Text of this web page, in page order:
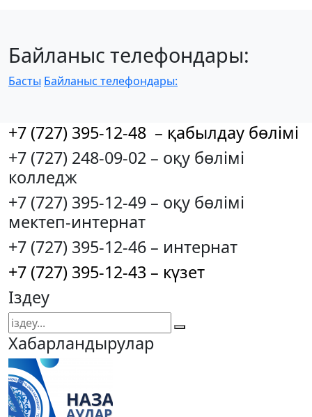
Байланыс телефондары:
Басты Байланыс телефондары:
+7 (727) 395-12-48 – қабылдау бөлімі
+7 (727) 248-09-02 – оқу бөлімі
колледж
+7 (727) 395-12-49 – оқу бөлімі
мектеп-интернат
+7 (727) 395-12-46 – интернат
+7 (727) 395-12-43 – күзет
Іздеу
Хабарландырулар